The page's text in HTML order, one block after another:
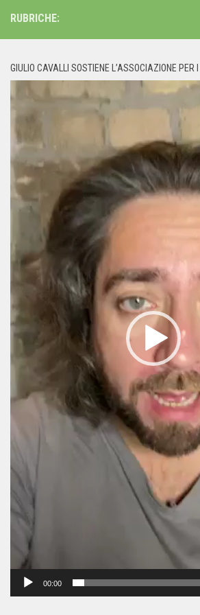
RUBRICHE:
GIULIO CAVALLI SOSTIENE L’ASSOCIAZIONE PER
Player
00:00